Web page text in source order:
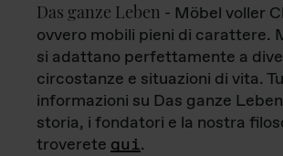
Das ganze Leben - Möbel voller
ovvero mobili pieni di carattere.
si adattano perfettamente a
circostanze e situazioni di vita.
informazioni su Das ganze
storia, i fondatori e la nostra
troverete qui.